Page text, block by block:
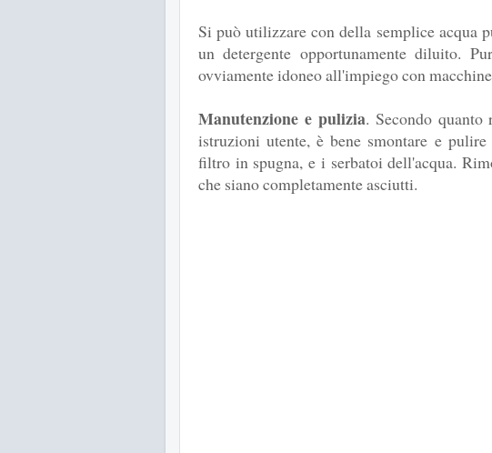
Si può utilizzare con della semplice acqua
un detergente opportunamente diluito.
ovviamente idoneo all'impiego con
Manutenzione e pulizia. Secondo
istruzioni utente, è bene smontare e
filtro in spugna, e i serbatoi dell'acqua.
che siano completamente asciutti.